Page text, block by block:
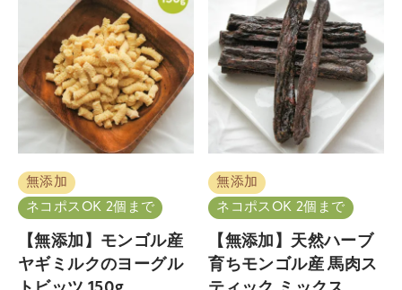
無添加
ネコポスOK 2個まで
【無添加】モンゴル産
ヤギミルクのヨーグル
無添加
ネコポスOK 2個まで
【無添加】天然ハーブ
育ちモンゴル産 馬肉ス